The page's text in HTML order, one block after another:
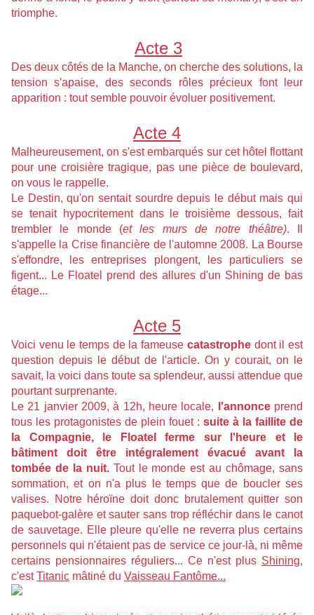
triomphe.
Acte 3
Des deux côtés de la Manche, on cherche des solutions, la
tension s'apaise, des seconds rôles précieux font leur
apparition : tout semble pouvoir évoluer positivement.
Acte 4
Malheureusement, on s'est embarqués sur cet hôtel flottant
pour une croisière tragique, pas une pièce de boulevard,
on vous le rappelle.
Le Destin, qu'on sentait sourdre depuis le début mais qui
se tenait hypocritement dans le troisième dessous, fait
trembler le monde (et les murs de notre théâtre). Il
s'appelle la Crise financière de l'automne 2008. La Bourse
s'effondre, les entreprises plongent, les particuliers se
figent... Le Floatel prend des allures d'un Shining de bas
étage...
Acte 5
Voici venu le temps de la fameuse catastrophedont il est
question depuis le début de l'article. On y courait, on le
savait, la voici dans toute sa splendeur, aussi attendue que
pourtant surprenante.
Le 21 janvier 2009, à 12h, heure locale,
l'annonceprend
tous les protagonistes de plein fouet : suite à la faillite de
la Compagnie, le Floatel ferme sur l'heure et le
bâtiment doit être intégralement évacué avant la
tombée de la nuit.Tout le monde est au chômage, sans
sommation, et on n'a plus le temps que de boucler ses
valises. Notre héroïne doit donc brutalement quitter son
paquebot-galère et sauter sans trop réfléchir dans le canot
de sauvetage. Elle pleure qu'elle ne reverra plus certains
personnels qui n'étaient pas de service ce jour-là, ni même
certains pensionnaires réguliers... Ce n'est plus Shining,
c'estTitanic mâtiné du Vaisseau Fantôme...